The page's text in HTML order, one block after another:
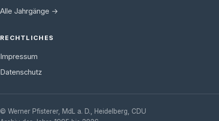
Alle Jahrgänge →
RECHTLICHES
Impressum
Datenschutz
© Werner Pfisterer, MdL a. D., Heidelberg, CDU